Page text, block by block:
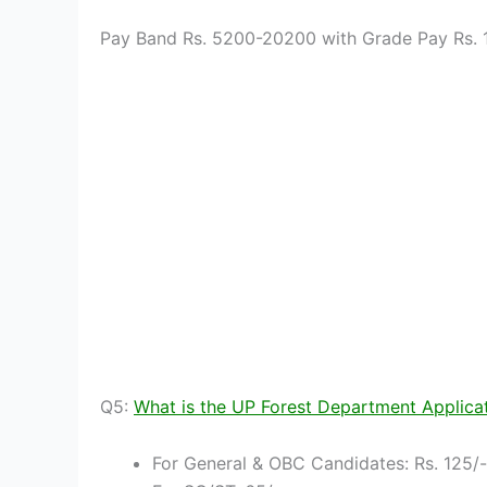
Pay Band Rs. 5200-20200 with Grade Pay Rs.
Q5: What is the UP Forest Department
For General & OBC Candidates: Rs. 125/-